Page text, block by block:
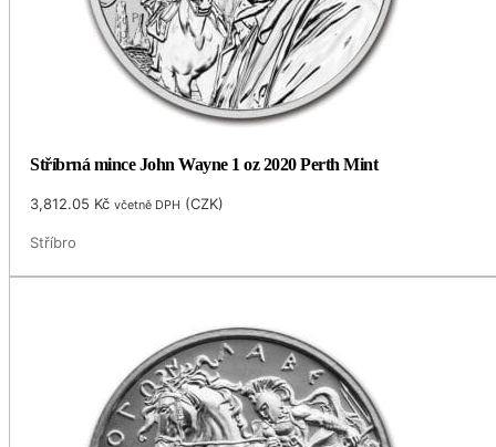
Stříbrná mince John Wayne 1 oz 2020 Perth Mint
3,812.05 Kč včetně DPH (CZK)
Stříbro